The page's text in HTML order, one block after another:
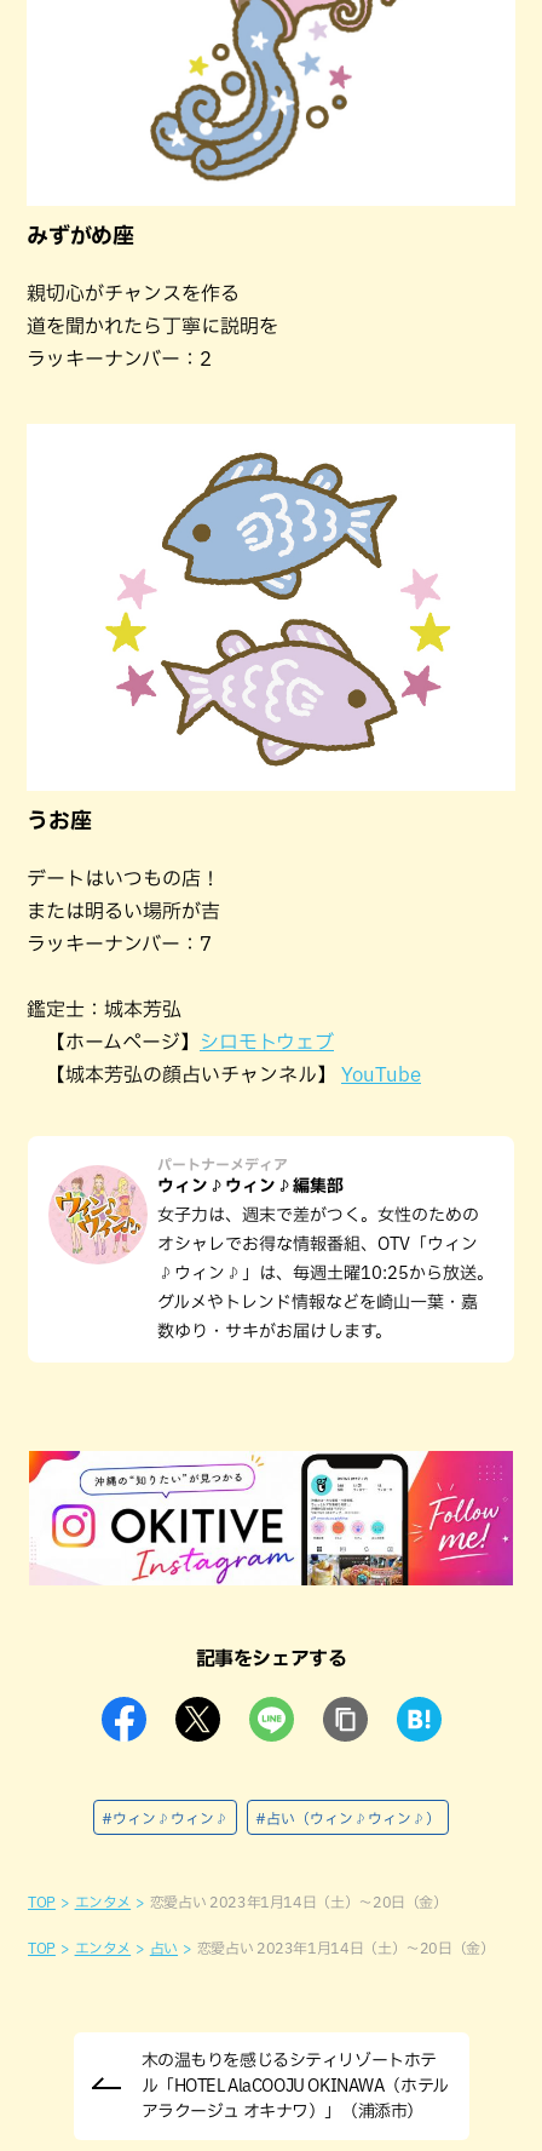
みずがめ座
親切心がチャンスを作る
道を聞かれたら丁寧に説明を
ラッキーナンバー：2
うお座
デートはいつもの店！
または明るい場所が吉
ラッキーナンバー：7
鑑定士：城本芳弘
【ホームページ】
シロモトウェブ
【城本芳弘の顔占いチャンネル】 YouTube
パートナーメディア
ウィン♪ウィン♪編集部
女子力は、週末で差がつく。女性のための
オシャレでお得な情報番組、OTV「ウィン
♪ウィン♪」は、毎週土曜10:25から放送。
グルメやトレンド情報などを崎山一葉・嘉
数ゆり・サキがお届けします。
記事をシェアする
#ウィン♪ウィン♪ #占い（ウィン♪ウィン♪）
TOP エンタメ 恋愛占い 2023年1月14日（土）～20日（金）
TOP エンタメ 占い 恋愛占い 2023年1月14日（土）～20日（金）
木の温もりを感じるシティリゾートホテ
ル「HOTEL AlaCOOJU OKINAWA（ホテル
アラクージュ オキナワ）」（浦添市）